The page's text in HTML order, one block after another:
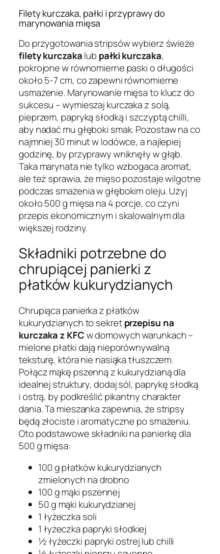
Filety kurczaka, pałki i przyprawy do
marynowania mięsa
Do przygotowania stripsów wybierz świeże
filety kurczakalub pałki kurczaka,
pokrojone w równomierne paski o długości
około 5-7 cm, co zapewni równomierne
usmażenie. Marynowanie mięsa to klucz do
sukcesu – wymieszaj kurczaka z solą,
pieprzem, papryką słodką i szczyptą chilli,
aby nadać mu głęboki smak. Pozostaw na co
najmniej 30 minut w lodówce, a najlepiej
godzinę, by przyprawy wniknęły w głąb.
Taka marynata nie tylko wzbogaca aromat,
ale też sprawia, że mięso pozostaje wilgotne
podczas smażenia w głębokim oleju. Użyj
około 500 g mięsa na 4 porcje, co czyni
przepis ekonomicznym i skalowalnym dla
większej rodziny.
Składniki potrzebne do
chrupiącej panierki z
płatków kukurydzianych
Chrupiąca panierka z płatków
kukurydzianych to sekretprzepisu na
kurczaka z KFCw domowych warunkach –
mielone płatki dają nieporównywalną
teksturę, która nie nasiąka tłuszczem.
Połącz mąkę pszenną z kukurydzianą dla
idealnej struktury, dodaj sól, paprykę słodką
i ostrą, by podkreślić pikantny charakter
dania. Ta mieszanka zapewnia, że stripsy
będą złociste i aromatyczne po smażeniu.
Oto podstawowe składniki na panierkę dla
500 g mięsa:
100 g płatków kukurydzianych
zmielonych na drobno
100 g mąki pszennej
50 g mąki kukurydzianej
1 łyżeczka soli
1 łyżeczka papryki słodkiej
½ łyżeczki papryki ostrej lub chilli